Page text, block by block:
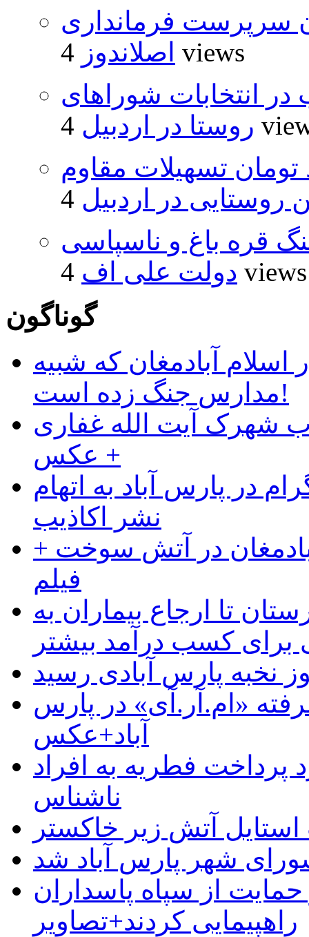
سرپرست فرمانداری
اصلاندوز 4 views
۵۰۰۰ داوطلب در انتخابات شوراهای
روستا در اردبیل 4
و ۴۸۰ میلیارد تومان تسهیلات مقاوم
در اردبیل
قره باغ و ناسپاسی
دولت علی اف 4 views
گوناگون
آبادمغان که شبیه
مدارس جنگ زده است!
شهرک آیت الله غفاری
+ عکس
در پارس آباد به اتهام
نشر اکاذیب
در آتش سوخت +
فیلم
تا ارجاع بیماران به
کسب درآمد بیشتر
نخبه پارس آبادی رسید
«ام.آر.آی» در پارس
آباد+عکس
پرداخت فطریه به افراد
ناشناس
آتش زیر خاکستر
شهر پارس آباد شد
از سپاه پاسداران
راهپیمایی کردند+تصاویر